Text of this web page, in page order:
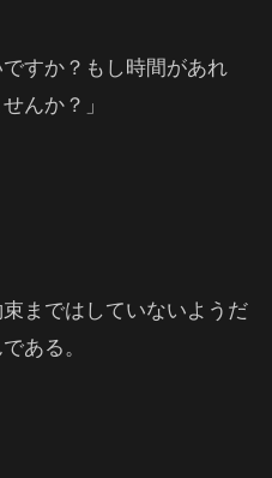
すか？もし時間があれ
んか？」
まではしていないようだ
ある。